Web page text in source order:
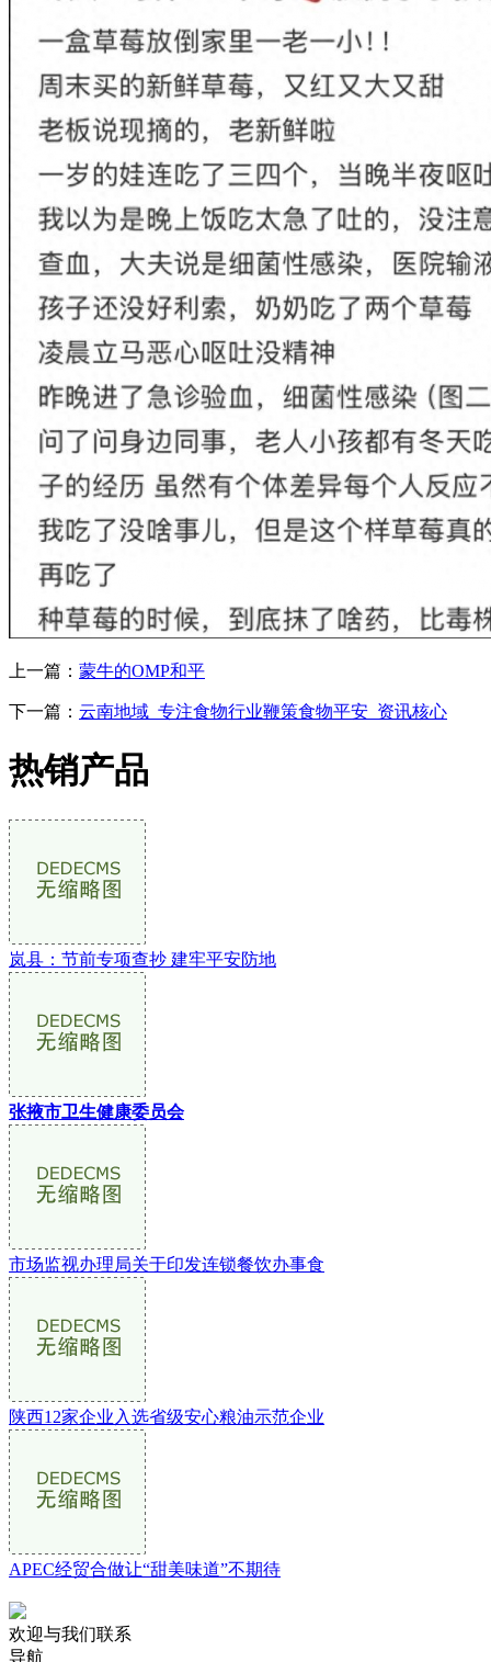
上一篇： 蒙牛的OMP和平
下一篇： 云南地域_专注食物行业鞭策食物平安_资讯核心
热销产品
岚县：节前专项查抄 建牢平安防地
张掖市卫生健康委员会
市场监视办理局关于印发连锁餐饮办事食
陕西12家企业入选省级安心粮油示范企业
APEC经贸合做让“甜美味道”不期待
欢迎与我们联系
导航